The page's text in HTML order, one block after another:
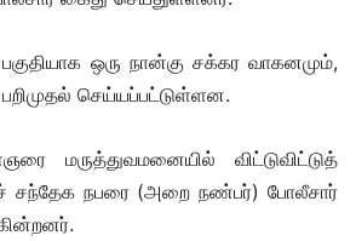
ஒரு நான்கு சக்கர வாகனமும்,
செய்யப்பட்டுள்ளன.
மருத்துவமனையில் விட்டுவிட்டுத்
சந்தேக நபரை (அறை நண்பர்) போலீசார்